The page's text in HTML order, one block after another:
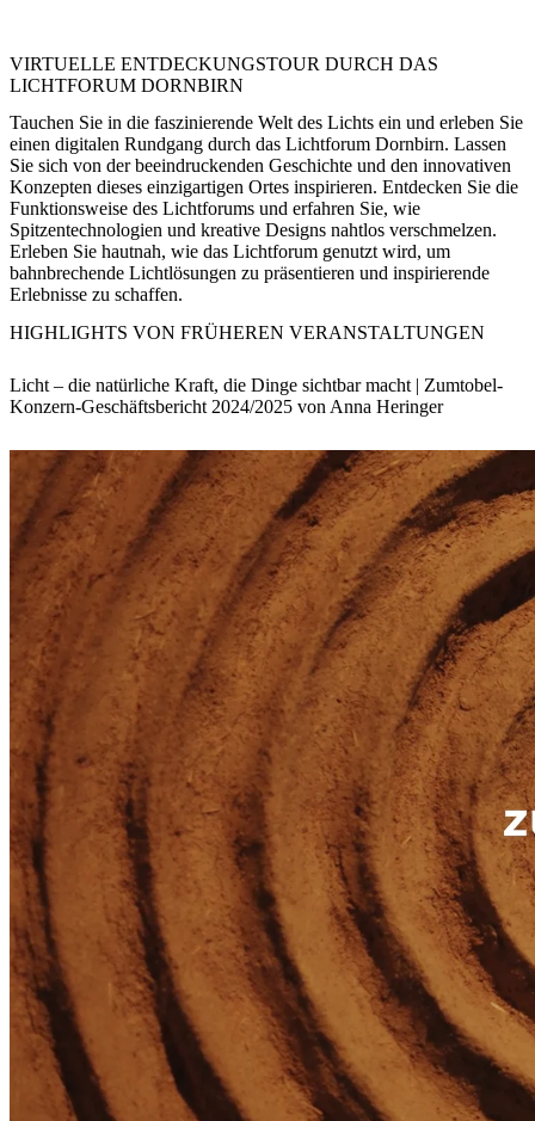
VIRTUELLE ENTDECKUNGSTOUR DURCH DAS
LICHTFORUM DORNBIRN
Tauchen Sie in die faszinierende Welt des Lichts ein und erleben Sie
einen digitalen Rundgang durch das Lichtforum Dornbirn. Lassen
Sie sich von der beeindruckenden Geschichte und den innovativen
Konzepten dieses einzigartigen Ortes inspirieren. Entdecken Sie die
Funktionsweise des Lichtforums und erfahren Sie, wie
Spitzentechnologien und kreative Designs nahtlos verschmelzen.
Erleben Sie hautnah, wie das Lichtforum genutzt wird, um
bahnbrechende Lichtlösungen zu präsentieren und inspirierende
Erlebnisse zu schaffen.
HIGHLIGHTS VON FRÜHEREN VERANSTALTUNGEN
Licht – die natürliche Kraft, die Dinge sichtbar macht | Zumtobel-
Konzern-Geschäftsbericht 2024/2025 von Anna Heringer